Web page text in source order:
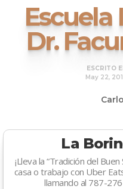
Dr.
ESCRITO
May 22,
La
¡Lleva la “Tradición del
casa o trabajo con Uber
llamando al 787-